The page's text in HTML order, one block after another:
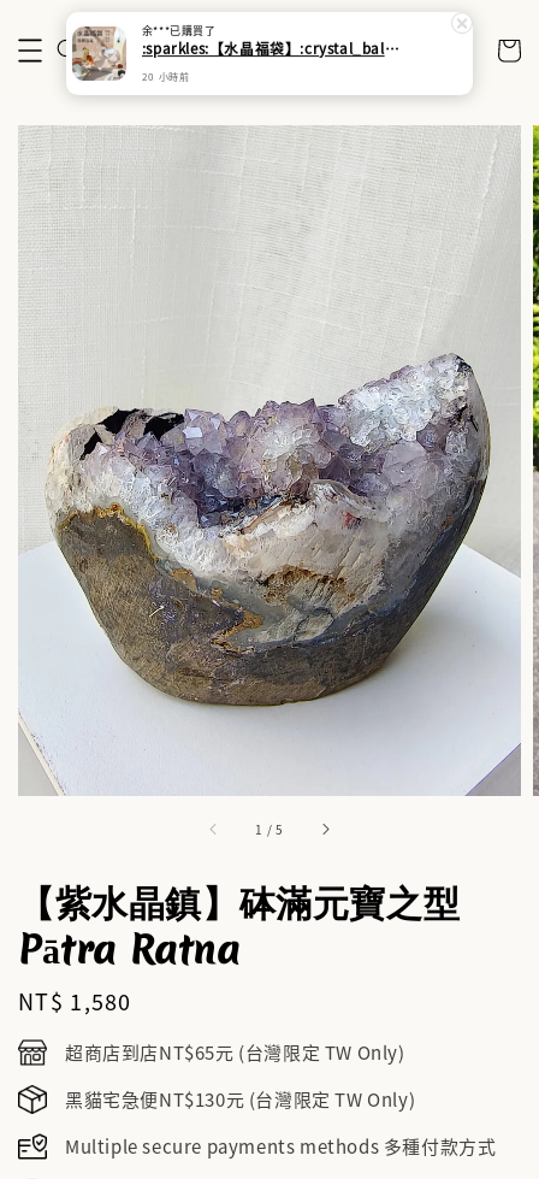
1 /5
【紫水晶鎮】砵滿元寶之型
Pātra Ratna
Regular
price
NT$ 1,580
超商店到店NT$65元 (台灣限定 TW Only)
黑貓宅急便NT$130元 (台灣限定 TW Only)
Multiple secure payments methods 多種付款方式
余***已購買了
:sparkles:【水晶福袋】:crystal_ball: 搶來的福袋沒中獎？水晶福袋幫你翻盤:gem:能量UP:gem:
20 小時前